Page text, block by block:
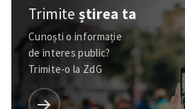
Trimiteștirea ta
Cunoști o informație
de interes public?
Trimite-o la ZdG
TRIMITE ȘTIREA